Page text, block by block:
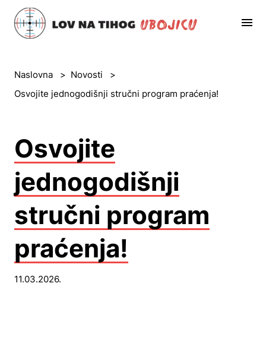
Naslovna > Novosti
>
Osvojite jednogodišnji stručni program praćenja!
Osvojite
jednogodišnji
stručni program
praćenja!
11.03.2026.